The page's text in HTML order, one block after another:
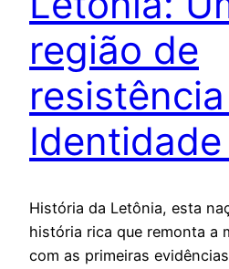
região de
Identidade
História da Letônia, esta
história rica que remonta a
com as primeiras